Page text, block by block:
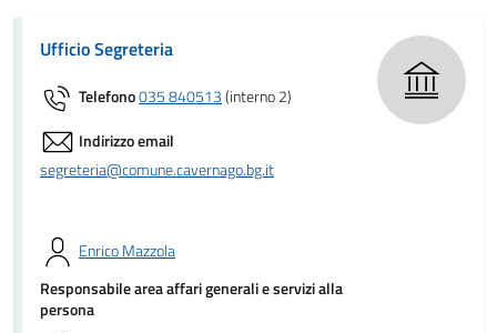
Ufficio Segreteria
Telefono035 840513(interno 2)
Indirizzo email
segreteria@comune.cavernago.bg.it
Enrico Mazzola
Responsabile area affari generali e servizi alla
persona